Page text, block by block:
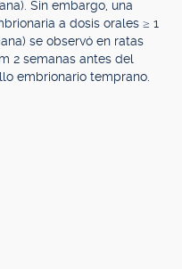
Sin embargo, una
a dosis orales ≥ 1
se observó en ratas
2 semanas antes del
embrionario temprano.